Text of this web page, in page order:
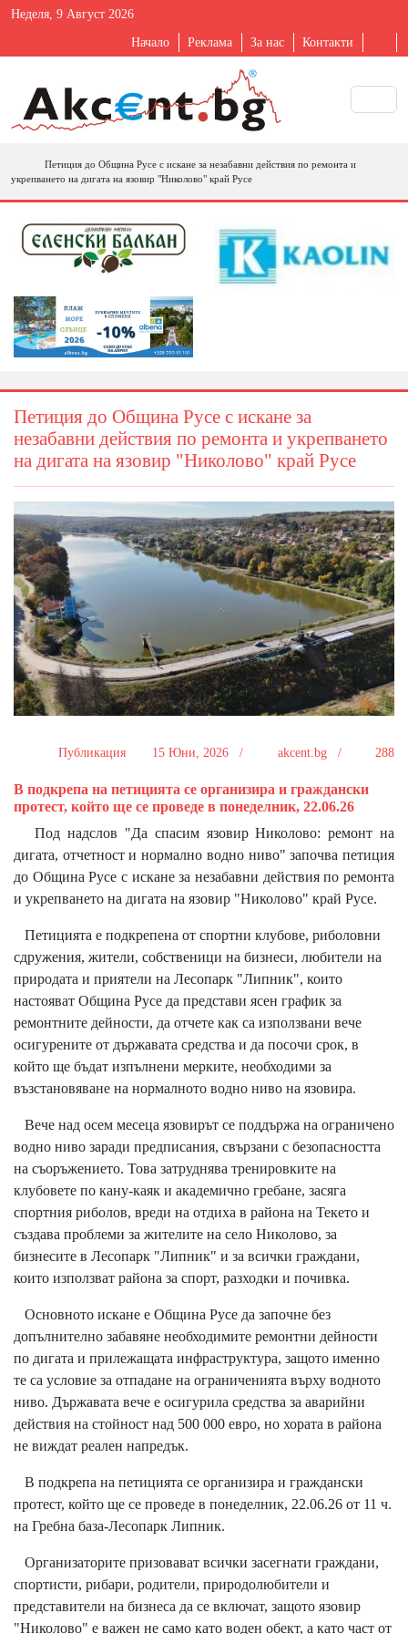
Неделя, 9 Август 2026
Начало Реклама За нас Контакти
Петиция до Община Русе с искане за незабавни действия по ремонта и
укрепването на дигата на язовир "Николово" край Русе
Петиция до Община Русе с искане за
незабавни действия по ремонта и укрепването
на дигата на язовир "Николово" край Русе
Публикация 15 Юни, 2026 / akcent.bg / 288
В подкрепа на петицията се организира и граждански
протест, който ще се проведе в понеделник, 22.06.26
Под надслов "Да спасим язовир Николово: ремонт на
дигата, отчетност и нормално водно ниво" започва петиция
до Община Русе с искане за незабавни действия по ремонта
и укрепването на дигата на язовир "Николово" край Русе.
Петицията е подкрепена от спортни клубове, риболовни
сдружения, жители, собственици на бизнеси, любители на
природата и приятели на Лесопарк "Липник", които
настояват Община Русе да представи ясен график за
ремонтните дейности, да отчете как са използвани вече
осигурените от държавата средства и да посочи срок, в
който ще бъдат изпълнени мерките, необходими за
възстановяване на нормалното водно ниво на язовира.
Вече над осем месеца язовирът се поддържа на ограничено
водно ниво заради предписания, свързани с безопасността
на съоръжението. Това затруднява тренировките на
клубовете по кану-каяк и академично гребане, засяга
спортния риболов, вреди на отдиха в района на Текето и
създава проблеми за жителите на село Николово, за
бизнесите в Лесопарк "Липник" и за всички граждани,
които използват района за спорт, разходки и почивка.
Основното искане е Община Русе да започне без
допълнително забавяне необходимите ремонтни дейности
по дигата и прилежащата инфраструктура, защото именно
те са условие за отпадане на ограниченията върху водното
ниво. Държавата вече е осигурила средства за аварийни
действия на стойност над 500 000 евро, но хората в района
не виждат реален напредък.
В подкрепа на петицията се организира и граждански
протест, който ще се проведе в понеделник, 22.06.26 от 11 ч.
на Гребна база-Лесопарк Липник.
Организаторите призовават всички засегнати граждани,
спортисти, рибари, родители, природолюбители и
представители на бизнеса да се включат, защото язовир
"Николово" е важен не само като воден обект, а като част от